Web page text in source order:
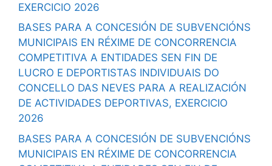
EXERCICIO 2026
BASES PARA A CONCESIÓN DE SUBVENCIÓNS
MUNICIPAIS EN RÉXIME DE CONCORRENCIA
COMPETITIVA A ENTIDADES SEN FIN DE
LUCRO E DEPORTISTAS INDIVIDUAIS DO
CONCELLO DAS NEVES PARA A REALIZACIÓN
DE ACTIVIDADES DEPORTIVAS, EXERCICIO
2026
BASES PARA A CONCESIÓN DE SUBVENCIÓNS
MUNICIPAIS EN RÉXIME DE CONCORRENCIA